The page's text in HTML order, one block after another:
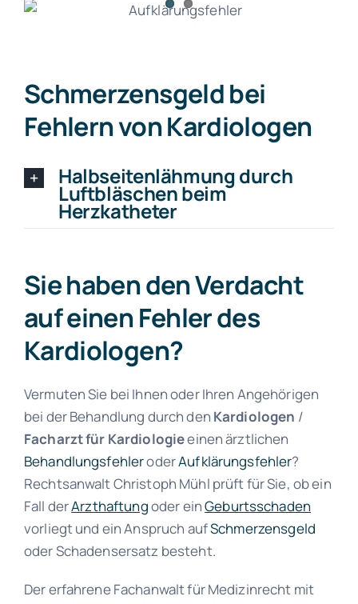
Schmerzensgeld bei
Fehlern von Kardiologen
Halbseitenlähmung durch
Luftbläschen beim
Herzkatheter
Sie haben den Verdacht
auf einen Fehler des
Kardiologen?
Vermuten Sie bei Ihnen oder Ihren Angehörigen
bei der Behandlung durch den Kardiologen /
Facharzt für Kardiologieeinen ärztlichen
BehandlungsfehleroderAufklärungsfehler?
Rechtsanwalt Christoph Mühl prüft für Sie, ob ein
Fall derArzthaftungoder einGeburtsschaden
vorliegt und ein Anspruch aufSchmerzensgeld
oder Schadensersatz besteht.
Der erfahrene Fachanwalt für Medizinrecht mit